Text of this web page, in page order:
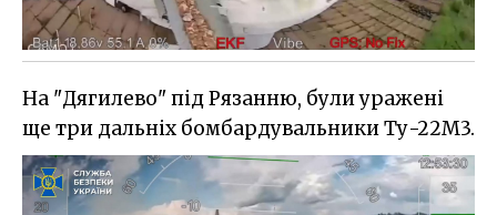
На "Дягилево" під Рязанню, були уражені
ще три дальніх бомбардувальники Ту-22М3.